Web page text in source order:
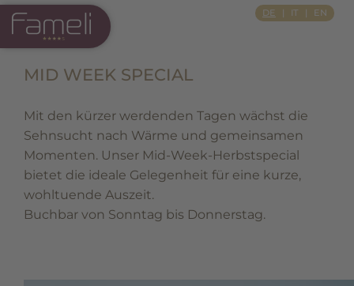
DE IT EN
MID WEEK SPECIAL
Mit den kürzer werdenden Tagen wächst die
Sehnsucht nach Wärme und gemeinsamen
Momenten. Unser Mid-Week-Herbstspecial
bietet die ideale Gelegenheit für eine kurze,
wohltuende Auszeit.
Buchbar von Sonntag bis Donnerstag.
Si Apre In Una Nuova Scheda